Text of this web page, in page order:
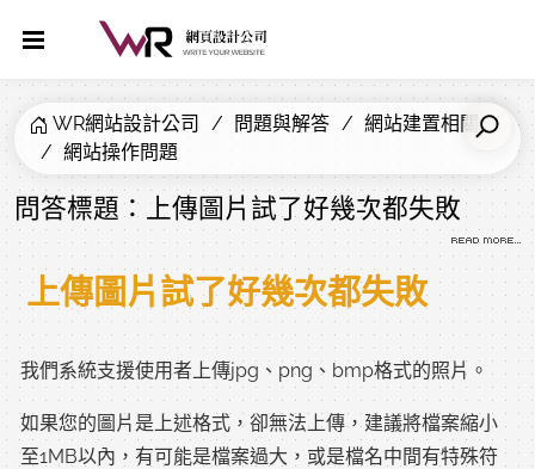
WR網站設計公司 問題與解答
網站建置相關
網站操作問題
問答標題：上傳圖片試了好幾次都失敗
上傳圖片試了好幾次都失敗
我們系統支援使用者上傳jpg、png、bmp格式的照片。
如果您的圖片是上述格式，卻無法上傳，建議將檔案縮小
至1MB以內，有可能是檔案過大，或是檔名中間有特殊符